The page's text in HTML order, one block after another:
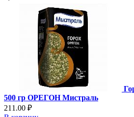
500 гр ОРЕГОН Мистраль
211.00 ₽